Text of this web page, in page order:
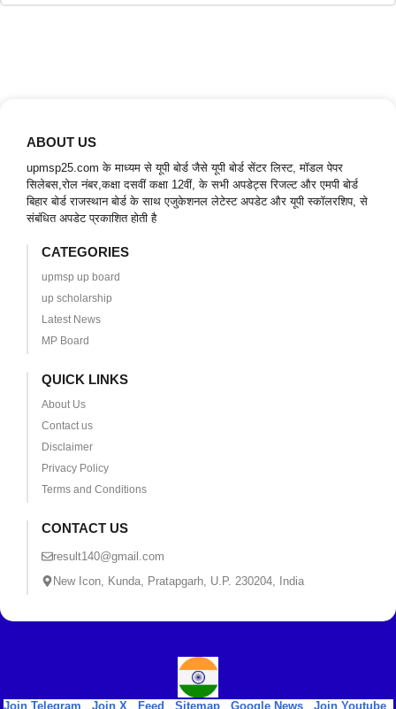
ABOUT US
upmsp25.com के माध्यम से यूपी बोर्ड जैसे यूपी बोर्ड सेंटर लिस्ट, मॉडल पेपर
सिलेबस,रोल नंबर,कक्षा दसवीं कक्षा 12वीं, के सभी अपडेट्स रिजल्ट और एमपी बोर्ड
बिहार बोर्ड राजस्थान बोर्ड के साथ एजुकेशनल लेटेस्ट अपडेट और यूपी स्कॉलरशिप, से
संबंधित अपडेट प्रकाशित होती है
CATEGORIES
upmsp up board
up scholarship
Latest News
MP Board
QUICK LINKS
About Us
Contact us
Disclaimer
Privacy Policy
Terms and Conditions
CONTACT US
result140@gmail.com
New Icon, Kunda, Pratapgarh, U.P. 230204, India
Join Telegram Join X Feed Sitemap| Google News| Join Youtube|